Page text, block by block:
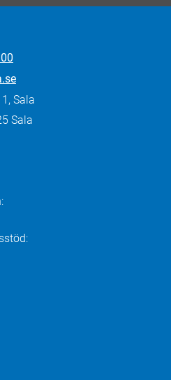
Sala
Sala